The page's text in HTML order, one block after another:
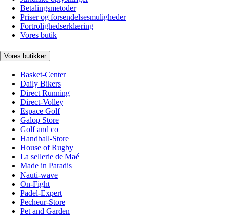
Betalingsmetoder
Priser og forsendelsesmuligheder
Fortrolighedserklæring
Vores butik
Vores butikker
Basket-Center
Daily Bikers
Direct Running
Direct-Volley
Espace Golf
Galop Store
Golf and co
Handball-Store
House of Rugby
La sellerie de Maé
Made in Paradis
Nauti-wave
On-Fight
Padel-Expert
Pecheur-Store
Pet and Garden